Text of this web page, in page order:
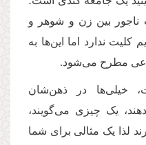
ناجور بین زن و شوهر و
کلیت ندارد اما این‌ها به
مطرح می‌شود.
خیلی‌ها در ذهن‌شان
یک چیزی می‌گویند،
لذا یک مثالی برای شما